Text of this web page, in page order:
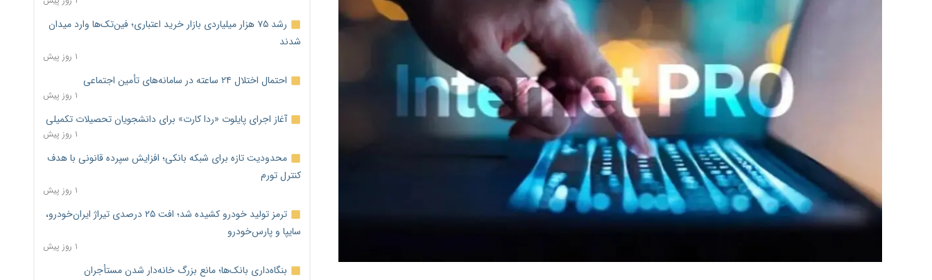
رشد ۷۵ هزار میلیاردی بازار خرید اعتباری؛ فین‌تک‌ها وارد میدان
شدند
۱ روز پیش
احتمال اختلال ۲۴ ساعته در سامانه‌های تأمین اجتماعی
۱ روز پیش
آغاز اجرای پایلوت «ردا کارت» برای دانشجویان تحصیلات تکمیلی
۱ روز پیش
محدودیت تازه برای شبکه بانکی؛ افزایش سپرده قانونی با هدف
کنترل تورم
۱ روز پیش
ترمز تولید خودرو کشیده شد؛ افت ۲۵ درصدی تیراژ ایران‌خودرو،
سایپا و پارس‌خودرو
۱ روز پیش
بنگاه‌داری بانک‌ها؛ مانع بزرگ خانه‌دار شدن مستأجران